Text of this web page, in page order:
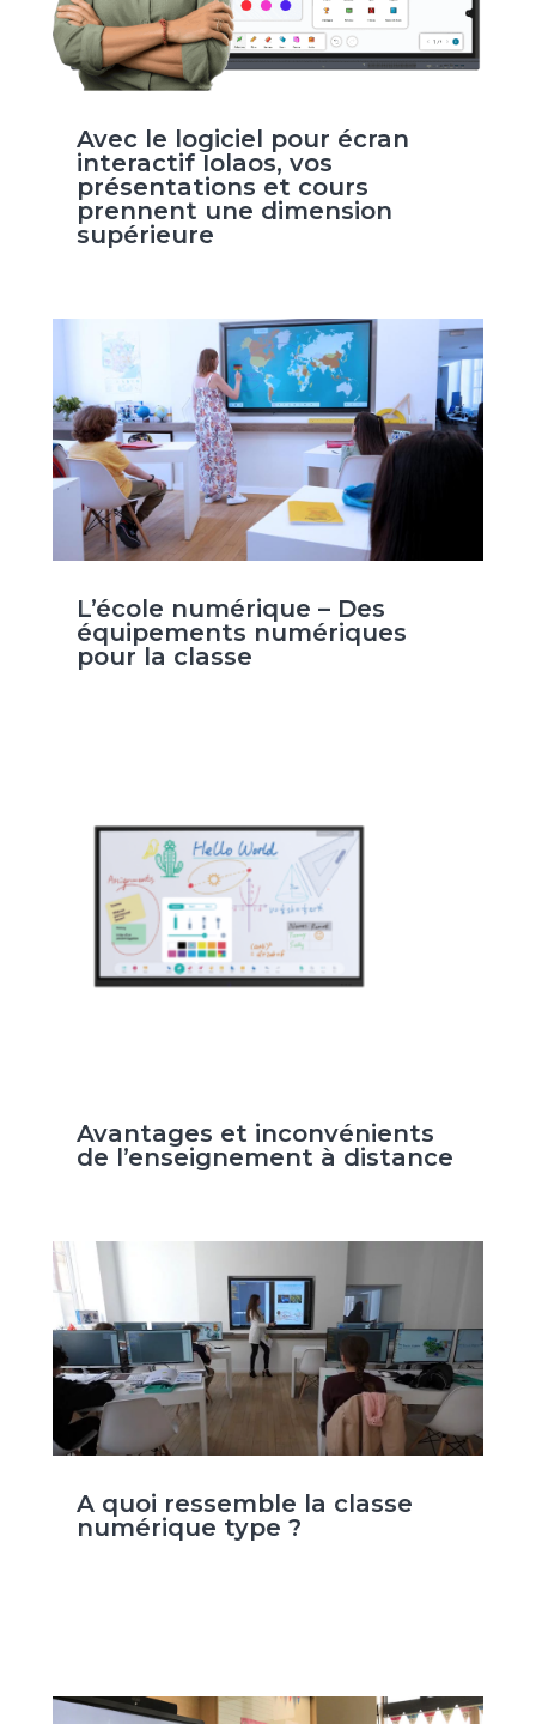
Avec le logiciel pour écran
interactif Iolaos, vos
présentations et cours
prennent une dimension
supérieure
L’école numérique – Des
équipements numériques
pour la classe
Avantages et inconvénients
de l’enseignement à distance
A quoi ressemble la classe
numérique type ?